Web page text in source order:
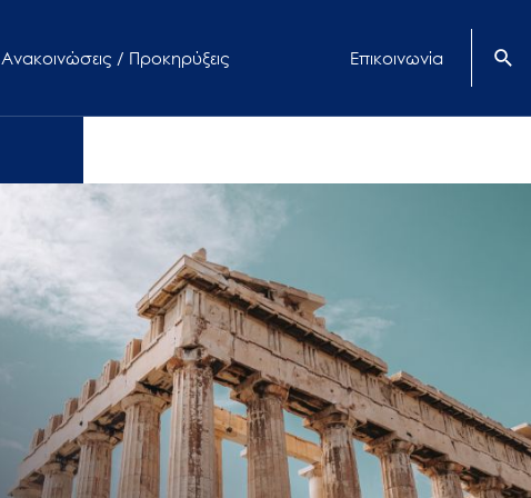
Ανακοινώσεις / Προκηρύξεις Επικοινωνία